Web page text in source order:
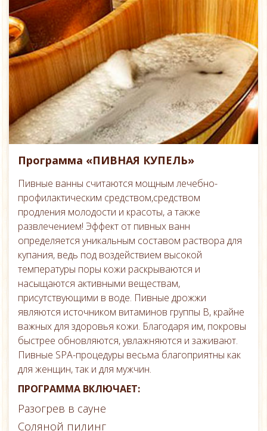
Программа «ПИВНАЯ КУПЕЛЬ»
Пивные ванны считаются мощным лечебно-
профилактическим средством,средством
продления молодости и красоты, а также
развлечением! Эффект от пивных ванн
определяется уникальным составом раствора для
купания, ведь под воздействием высокой
температуры поры кожи раскрываются и
насыщаются активными веществам,
присутствующими в воде. Пивные дрожжи
являются источником витаминов группы В, крайне
важных для здоровья кожи. Благодаря им, покровы
быстрее обновляются, увлажняются и заживают.
Пивные SPA-процедуры весьма благоприятны как
для женщин, так и для мужчин.
ПРОГРАММА ВКЛЮЧАЕТ:
Разогрев в сауне
Соляной пилинг